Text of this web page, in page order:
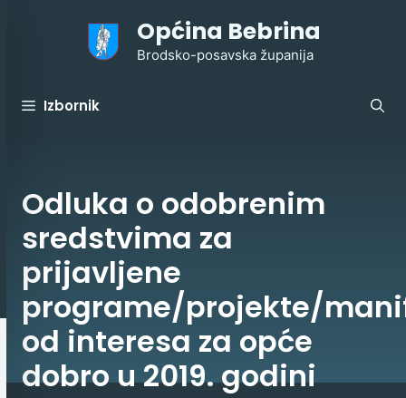
Općina Bebrina
Brodsko-posavska županija
Izbornik
Odluka o odobrenim
sredstvima za
prijavljene
programe/projekte/
od interesa za opće
dobro u 2019. godini